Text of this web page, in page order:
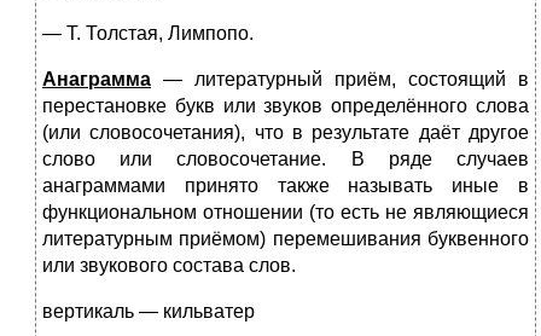
— Т. Толстая, Лимпопо.
Анаграмма — литературный приём, состоящий в
перестановке букв или звуков определённого слова
(или словосочетания), что в результате даёт другое
слово или словосочетание. В ряде случаев
анаграммами принято также называть иные в
функциональном отношении (то есть не являющиеся
литературным приёмом) перемешивания буквенного
или звукового состава слов.
вертикаль — кильватер